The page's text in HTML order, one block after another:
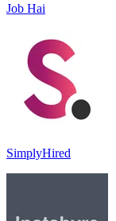
Job Hai
SimplyHired